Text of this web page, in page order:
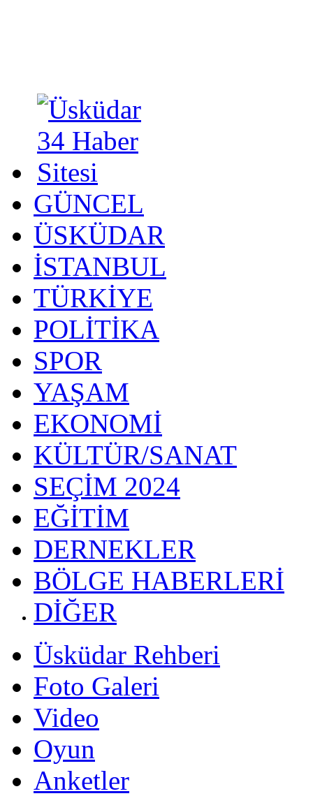
GÜNCEL
ÜSKÜDAR
İSTANBUL
TÜRKİYE
POLİTİKA
SPOR
YAŞAM
EKONOMİ
KÜLTÜR/SANAT
SEÇİM 2024
EĞİTİM
DERNEKLER
BÖLGE HABERLERİ
DİĞER
Üsküdar Rehberi
Foto Galeri
Video
Oyun
Anketler